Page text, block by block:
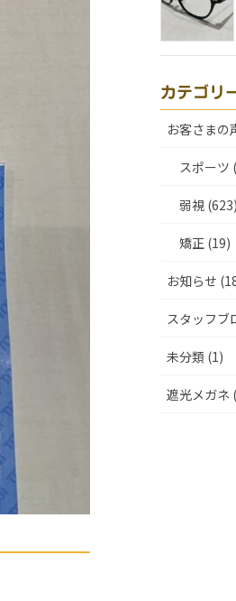
カテゴリ
お客さまの
スポーツ
弱視 (623)
矯正 (19)
お知らせ
スタッフブ
未分類 (1)
遮光メガネ